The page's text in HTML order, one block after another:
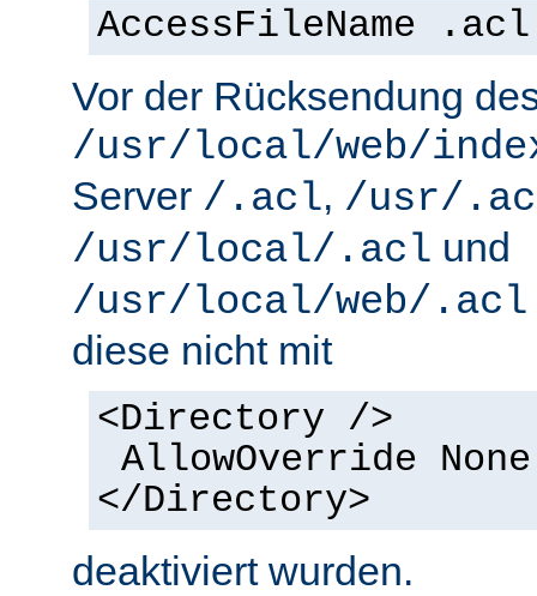
AccessFileName .acl
Vor der Rücksendung
/usr/local/web/
Server /.acl, /usr/
/usr/local/.acl und
/usr/local/web/.acl
diese nicht mit
<Directory />
AllowOverride None
</Directory>
deaktiviert wurden.